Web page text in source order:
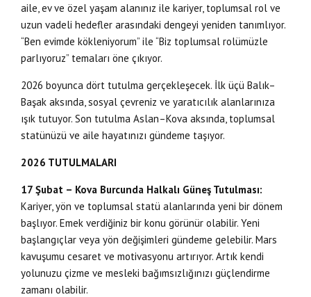
aile, ev ve özel yaşam alanınız ile kariyer, toplumsal rol ve
uzun vadeli hedefler arasındaki dengeyi yeniden tanımlıyor.
“Ben evimde kökleniyorum” ile “Biz toplumsal rolümüzle
parlıyoruz” temaları öne çıkıyor.
2026 boyunca dört tutulma gerçekleşecek. İlk üçü Balık–
Başak aksında, sosyal çevreniz ve yaratıcılık alanlarınıza
ışık tutuyor. Son tutulma Aslan–Kova aksında, toplumsal
statünüzü ve aile hayatınızı gündeme taşıyor.
2026 TUTULMALARI
17 Şubat – Kova Burcunda Halkalı Güneş Tutulması:
Kariyer, yön ve toplumsal statü alanlarında yeni bir dönem
başlıyor. Emek verdiğiniz bir konu görünür olabilir. Yeni
başlangıçlar veya yön değişimleri gündeme gelebilir. Mars
kavuşumu cesaret ve motivasyonu artırıyor. Artık kendi
yolunuzu çizme ve mesleki bağımsızlığınızı güçlendirme
zamanı olabilir.